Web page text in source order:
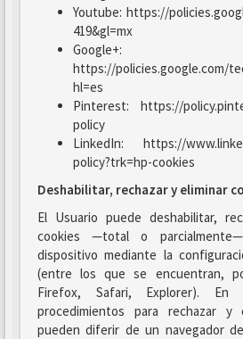
Youtube: https://
419&gl=mx
Google+:
https://policies.google.com/
hl=es
Pinterest: https://
policy
LinkedIn: https://
policy?trk=hp-cookies
Deshabilitar, rechazar y eliminar
El Usuario puede deshabilitar,
cookies —total o
dispositivo mediante la
(entre los que se encuentran,
Firefox, Safari, Explorer).
procedimientos para rechazar y
pueden diferir de un navegador